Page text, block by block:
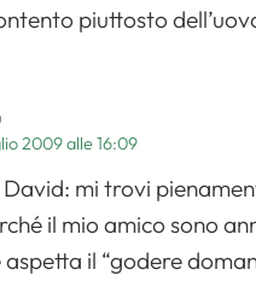
piuttosto
2009 alle 16:09
David: mi trovi
il mio amico sono
aspetta il “godere